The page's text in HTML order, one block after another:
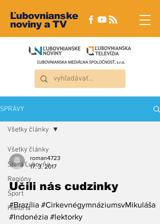
Ľubovnianske
noviny a TV
SPRÁVY
Všetky články
Stará Ľubovňa
Regióny
Šport
História
Všetky články
roman4723
17. 3. 2017
Učili nás cudzinky
#Brazília #CirkevnégymnáziumsvMikuláša
#Indonézia #lektorky